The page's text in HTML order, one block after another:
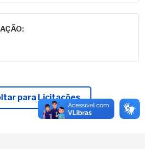
para Licitações